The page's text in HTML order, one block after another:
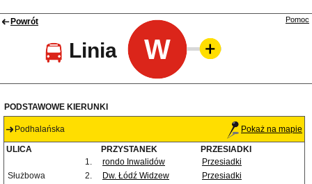
Powrót
Linia W
Pomoc
PODSTAWOWE KIERUNKI
Podhalańska Pokaż na mapie
ULICA PRZYSTANEK
PRZESIADKI
1.
rondo Inwalidów
Przesiadki
Służbowa
2. Dw. Łódź Widzew
Przesiadki